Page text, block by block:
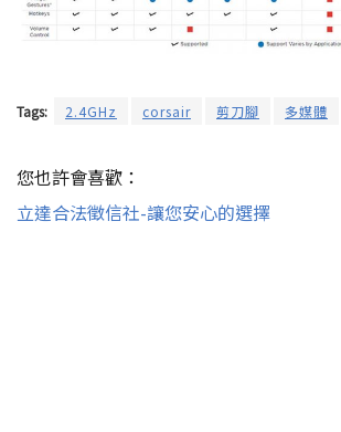
Tags: 2.4GHz corsair 剪刀腳 多媒體
您也許會喜歡：
立達合法徵信社-讓您安心的選擇